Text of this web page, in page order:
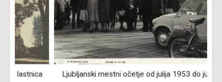
Ljubljanski mestni očetje od julija 1953 do junija 1961